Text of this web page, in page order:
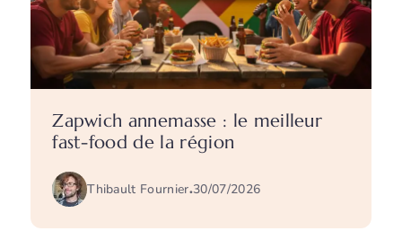
Zapwich annemasse : le meilleur
fast-food de la région
Thibault Fournier.30/07/2026